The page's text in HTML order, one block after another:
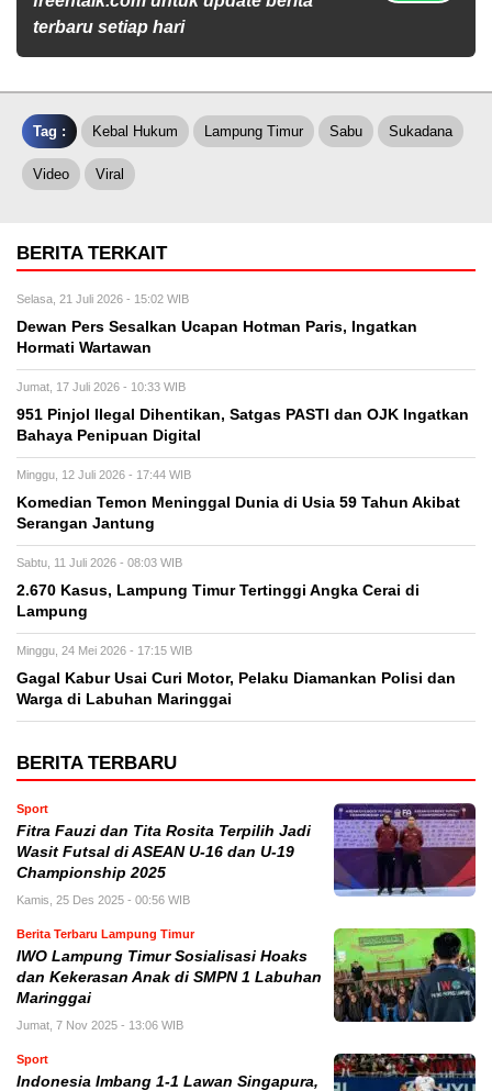
terbaru setiap hari
Tag : Kebal Hukum Lampung Timur Sabu Sukadana
Video Viral
BERITA TERKAIT
Selasa, 21 Juli 2026 - 15:02 WIB
Dewan Pers Sesalkan Ucapan Hotman Paris, Ingatkan
Hormati Wartawan
Jumat, 17 Juli 2026 - 10:33 WIB
951 Pinjol Ilegal Dihentikan, Satgas PASTI dan OJK Ingatkan
Bahaya Penipuan Digital
Minggu, 12 Juli 2026 - 17:44 WIB
Komedian Temon Meninggal Dunia di Usia 59 Tahun Akibat
Serangan Jantung
Sabtu, 11 Juli 2026 - 08:03 WIB
2.670 Kasus, Lampung Timur Tertinggi Angka Cerai di
Lampung
Minggu, 24 Mei 2026 - 17:15 WIB
Gagal Kabur Usai Curi Motor, Pelaku Diamankan Polisi dan
Warga di Labuhan Maringgai
BERITA TERBARU
Sport
Fitra Fauzi dan Tita Rosita Terpilih Jadi
Wasit Futsal di ASEAN U-16 dan U-19
Championship 2025
Kamis, 25 Des 2025 - 00:56 WIB
Berita Terbaru Lampung Timur
IWO Lampung Timur Sosialisasi Hoaks
dan Kekerasan Anak di SMPN 1 Labuhan
Maringgai
Jumat, 7 Nov 2025 - 13:06 WIB
Sport
Indonesia Imbang 1-1 Lawan Singapura,